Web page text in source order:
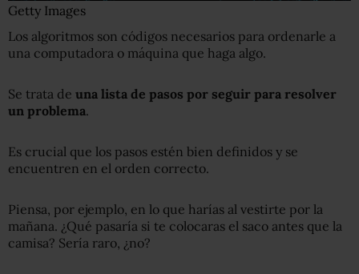
Getty Images
Los algoritmos son códigos necesarios para ordenarle a
una computadora o máquina que haga algo.
Se trata de una lista de pasos por seguir para resolver
un problema.
Es crucial que los pasos estén bien definidos y se
encuentren en el orden correcto.
Piensa, por ejemplo, en lo que harías al vestirte por la
mañana. ¿Qué pasaría si te colocaras el saco antes que la
camisa? Sería raro, ¿no?